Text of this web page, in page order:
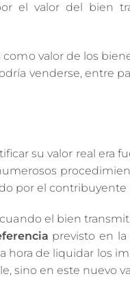
el valor del bien
valor de los
venderse, entre
su valor real era
por el contribuyente
el bien
previsto en
hora de liquidar los
sino en este nuevo